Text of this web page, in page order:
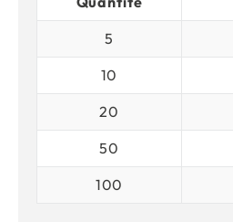
5
10
20
50
100